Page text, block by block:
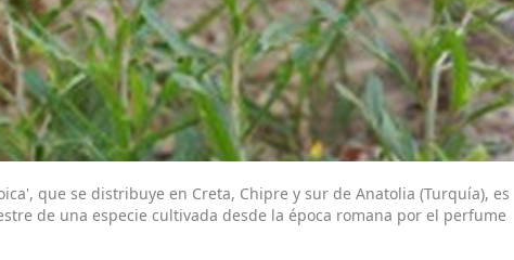
que se distribuye en Creta, Chipre y sur de Anatolia (Turquía), es
de una especie cultivada desde la época romana por el perfume